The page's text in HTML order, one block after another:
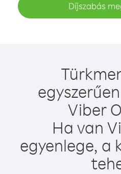
Díjszabás
Viber
Ha van
egyenlege, a